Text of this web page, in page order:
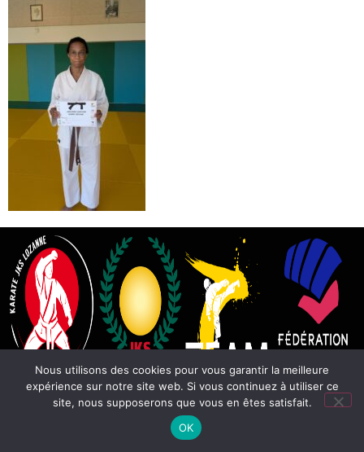
Nous utilisons des cookies pour vous garantir la meilleure
expérience sur notre site web. Si vous continuez à utiliser ce
site, nous supposerons que vous en êtes satisfait.
OK